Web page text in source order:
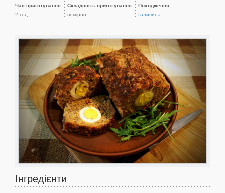
Час приготування:
2 год.
Складність приготування:
помірно
Походження:
Галичина
Інгредієнти